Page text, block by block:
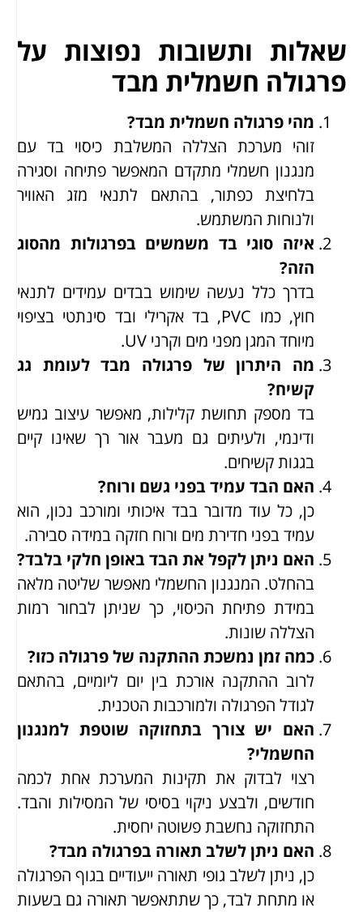
שאלות ותשובות נפוצות על
פרגולה חשמלית מבד
מהי פרגולה חשמלית מבד?
זוהי מערכת הצללה המשלבת כיסוי בד עם
מנגנון חשמלי מתקדם המאפשר פתיחה וסגירה
בלחיצת כפתור, בהתאם לתנאי מזג האוויר
ולנוחות המשתמש.
איזה סוגי בד משמשים בפרגולות מהסוג
הזה?
בדרך כלל נעשה שימוש בבדים עמידים לתנאי
חוץ, כמו PVC, בד אקרילי ובד סינתטי בציפוי
מיוחד המגן מפני מים וקרני UV.
מה היתרון של פרגולה מבד לעומת גג
קשיח?
בד מספק תחושת קלילות, מאפשר עיצוב גמיש
ודינמי, ולעיתים גם מעבר אור רך שאינו קיים
בגגות קשיחים.
האם הבד עמיד בפני גשם ורוח?
כן, כל עוד מדובר בבד איכותי ומורכב נכון, הוא
עמיד בפני חדירת מים ורוח חזקה במידה סבירה.
האם ניתן לקפל את הבד באופן חלקי בלבד?
בהחלט. המנגנון החשמלי מאפשר שליטה מלאה
במידת פתיחת הכיסוי, כך שניתן לבחור רמות
הצללה שונות.
כמה זמן נמשכת ההתקנה של פרגולה כזו?
לרוב ההתקנה אורכת בין יום ליומיים, בהתאם
לגודל הפרגולה ולמורכבות הטכנית.
האם יש צורך בתחזוקה שוטפת למנגנון
החשמלי?
רצוי לבדוק את תקינות המערכת אחת לכמה
חודשים, ולבצע ניקוי בסיסי של המסילות והבד.
התחזוקה נחשבת פשוטה יחסית.
האם ניתן לשלב תאורה בפרגולה מבד?
כן, ניתן לשלב גופי תאורה ייעודיים בגוף הפרגולה
או מתחת לבד, כך שתתאפשר תאורה גם בשעות